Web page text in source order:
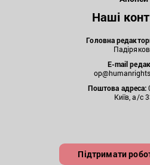
Наші
Головна
E-mail
Поштова адреса:
Київ, а/с
Підтримати